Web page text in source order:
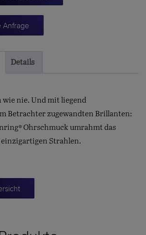
Anfrage
Details
wie nie. Und mit liegend
Betrachter zugewandten Brillanten:
Ohrschmuck umrahmt das
Strahlen.